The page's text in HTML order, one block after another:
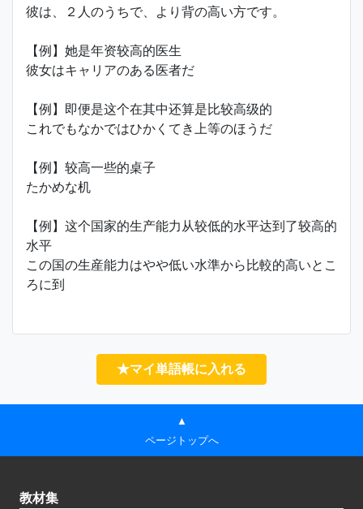
彼は、２人のうちで、より背の高い方です。
【例】她是年资较高的医生
彼女はキャリアのある医者だ
【例】即便是这个在其中还算是比较高级的
これでもなかではひかくてき上等のほうだ
【例】较高一些的桌子
たかめな机
【例】这个国家的生产能力从较低的水平达到了较高的
水平
この国の生産能力はやや低い水準から比較的高いとこ
ろに到
★マイ単語帳に入れる
▲
ページトップへ
教材集